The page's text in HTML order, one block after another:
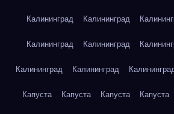
Калининград Калининград
Калининград Калининград
Калининград Калининград
Капуста Капуста Капуста Капуста